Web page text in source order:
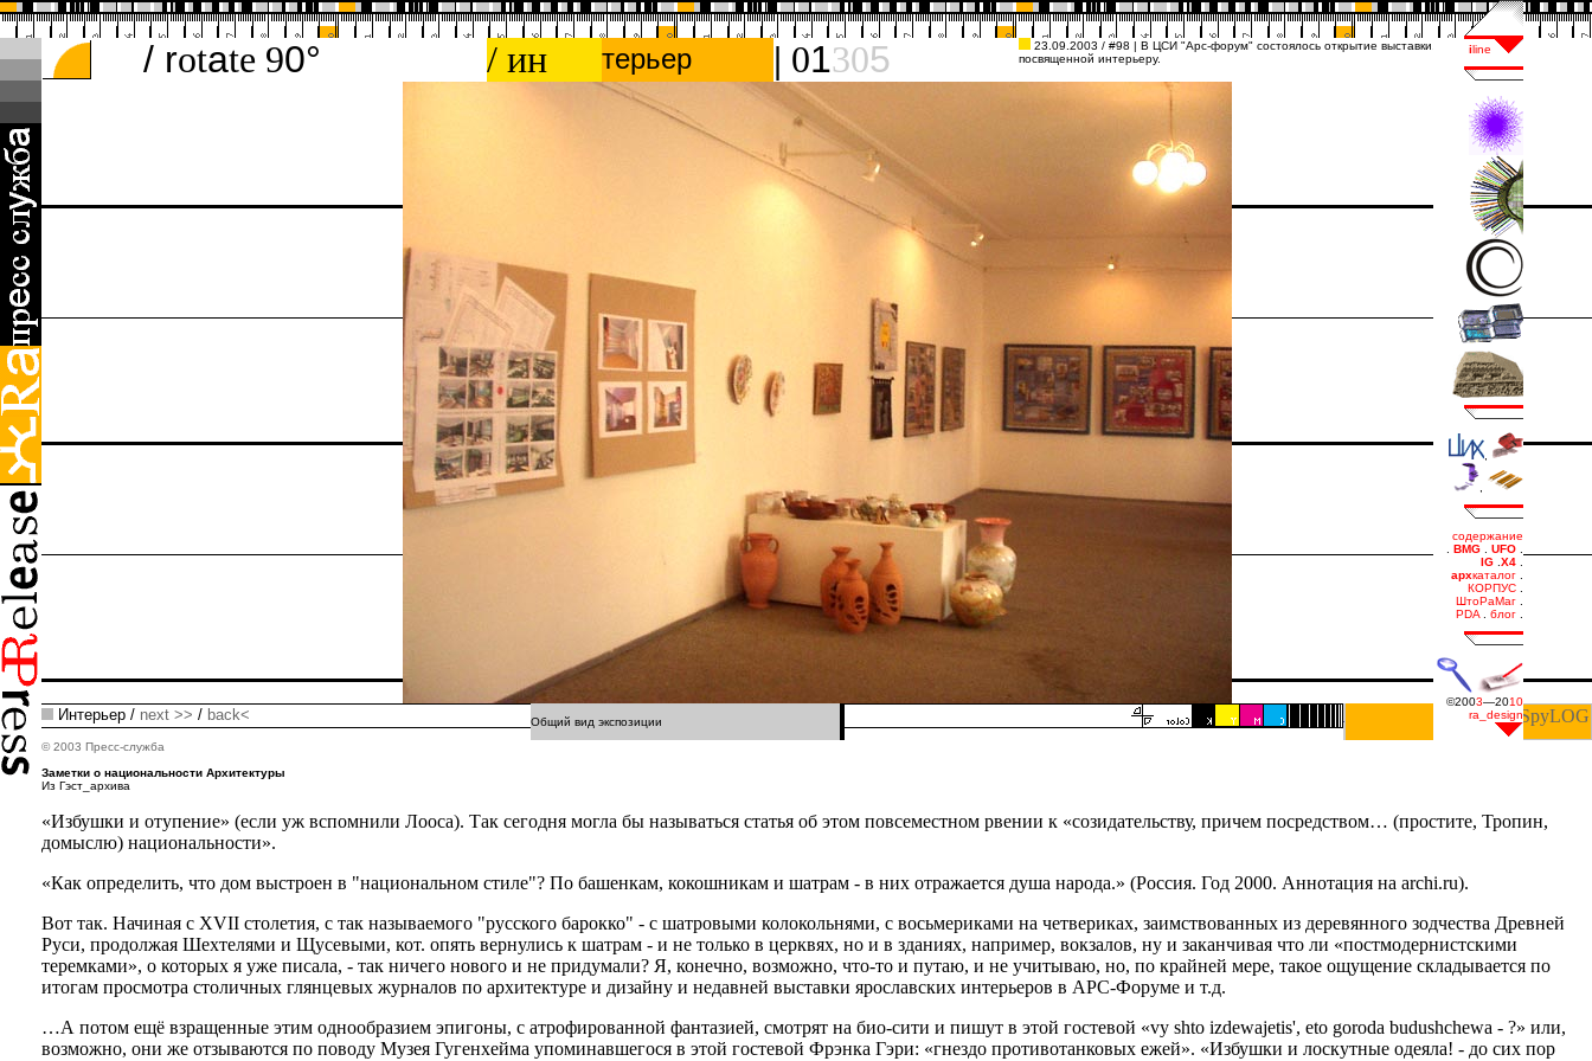
/ rotаte 90° / ин терьер | 01305
23.09.2003 / #98 | В ЦСИ "Арс-форум" состоялось открытие выставки,
посвященной интерьеру.
Интерьер / next >> / back<
Общий вид экспозиции
© 2003 Пресс-служба
Заметки о национальности Архитектуры
Из Гэст_архива
«Избушки и отупение» (если уж вспомнили Лооса). Так сегодня могла бы называться статья об этом повсеместном рвении к «созидательству, причем посредством… (простите, Тропин,
домыслю) национальности».
«Как определить, что дом выстроен в "национальном стиле"? По башенкам, кокошникам и шатрам - в них отражается душа народа.» (Россия. Год 2000. Аннотация на archi.ru).
Вот так. Начиная с XVII столетия, с так называемого "русского барокко" - с шатровыми колокольнями, с восьмериками на четвериках, заимствованных из деревянного зодчества Древней
Руси, продолжая Шехтелями и Щусевыми, кот. опять вернулись к шатрам - и не только в церквях, но и в зданиях, например, вокзалов, ну и заканчивая что ли «постмодернистскими
теремками», о которых я уже писала, - так ничего нового и не придумали? Я, конечно, возможно, что-то и путаю, и не учитываю, но, по крайней мере, такое ощущение складывается по
итогам просмотра столичных глянцевых журналов по архитектуре и дизайну и недавней выставки ярославских интерьеров в АРС-Форуме и т.д.
…А потом ещё взращенные этим однообразием эпигоны, с атрофированной фантазией, смотрят на био-сити и пишут в этой гостевой «vy shto izdewajetis', eto goroda budushchewa - ?» или,
возможно, они же отзываются по поводу Музея Гугенхейма упоминавшегося в этой гостевой Фрэнка Гэри: «гнездо противотанковых ежей». «Избушки и лоскутные одеяла! - до сих пор